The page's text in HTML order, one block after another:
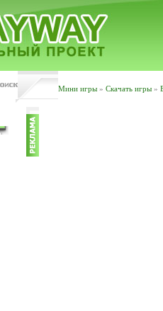
Мини игры » Скачать игры »